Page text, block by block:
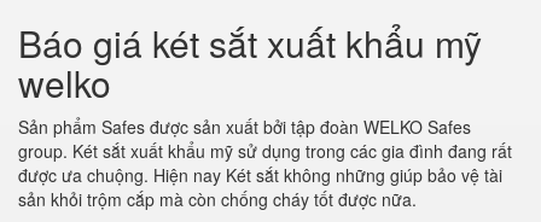
Báo giá két sắt xuất khẩu mỹ
welko
Sản phẩm Safes được sản xuất bởi tập đoàn WELKO Safes
group. Két sắt xuất khẩu mỹ sử dụng trong các gia đình đang rất
được ưa chuộng. Hiện nay Két sắt không những giúp bảo vệ tài
sản khỏi trộm cắp mà còn chống cháy tốt được nữa.